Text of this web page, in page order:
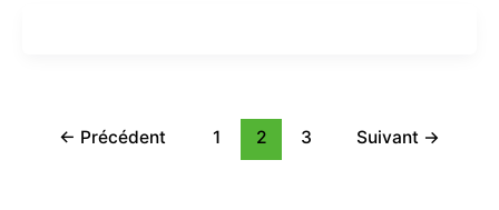
← Précédent 1 2 3 Suivant →